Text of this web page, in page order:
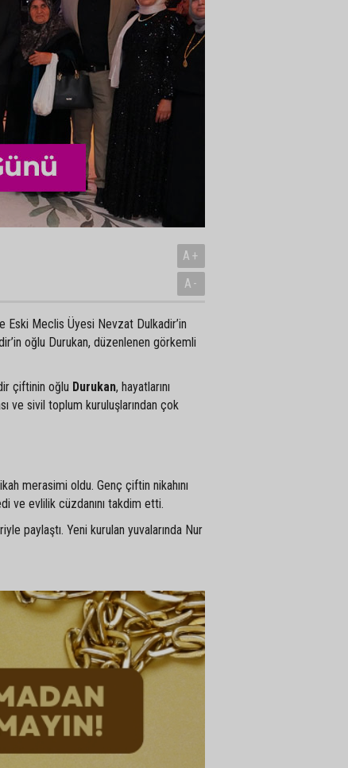
A+
A-
Eski Meclis Üyesi Nevzat Dulkadir’in
oğlu Durukan, düzenlenen görkemli
çiftinin oğlu Durukan, hayatlarını
ve sivil toplum kuruluşlarından çok
merasimi oldu. Genç çiftin nikahını
ve evlilik cüzdanını takdim etti.
paylaştı. Yeni kurulan yuvalarında Nur